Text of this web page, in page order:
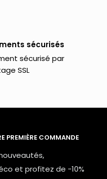
sécurisés
sécurisé par
SSL
PREMIÈRE COMMANDE
et profitez de -10%